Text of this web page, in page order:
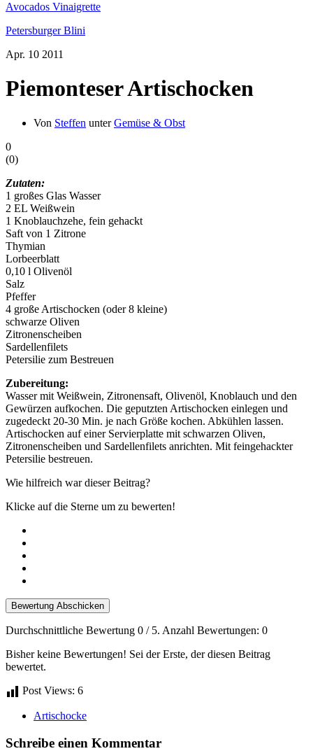
Avocados Vinaigrette
Petersburger Blini
Apr. 10 2011
Piemonteser Artischocken
Von Steffen unterGemüse & Obst
0
(0)
Zutaten:
1 großes Glas Wasser
2 EL Weißwein
1 Knoblauchzehe, fein gehackt
Saft von 1 Zitrone
Thymian
Lorbeerblatt
0,10 l Olivenöl
Salz
Pfeffer
4 große Artischocken (oder 8 kleine)
schwarze Oliven
Zitronenscheiben
Sardellenfilets
Petersilie zum Bestreuen
Zubereitung:
Wasser mit Weißwein, Zitronensaft, Olivenöl, Knoblauch und den
Gewürzen aufkochen. Die geputzten Artischocken einlegen und
zugedeckt 20-30 Min. je nach Größe kochen. Abkühlen lassen.
Artischocken auf einer Servierplatte mit schwarzen Oliven,
Zitronenscheiben und Sardellenfilets anrichten. Mit feingehackter
Petersilie bestreuen.
Wie hilfreich war dieser Beitrag?
Klicke auf die Sterne um zu bewerten!
Bewertung Abschicken
Durchschnittliche Bewertung 0 / 5. Anzahl Bewertungen: 0
Bisher keine Bewertungen! Sei der Erste, der diesen Beitrag
bewertet.
Post Views: 6
Artischocke
Schreibe einen Kommentar